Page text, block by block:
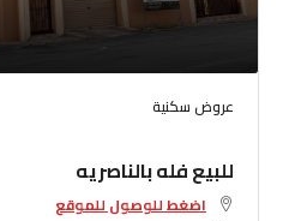
عروض سكنية
للبيع فله بالناصريه
اضغط للوصول للموقع